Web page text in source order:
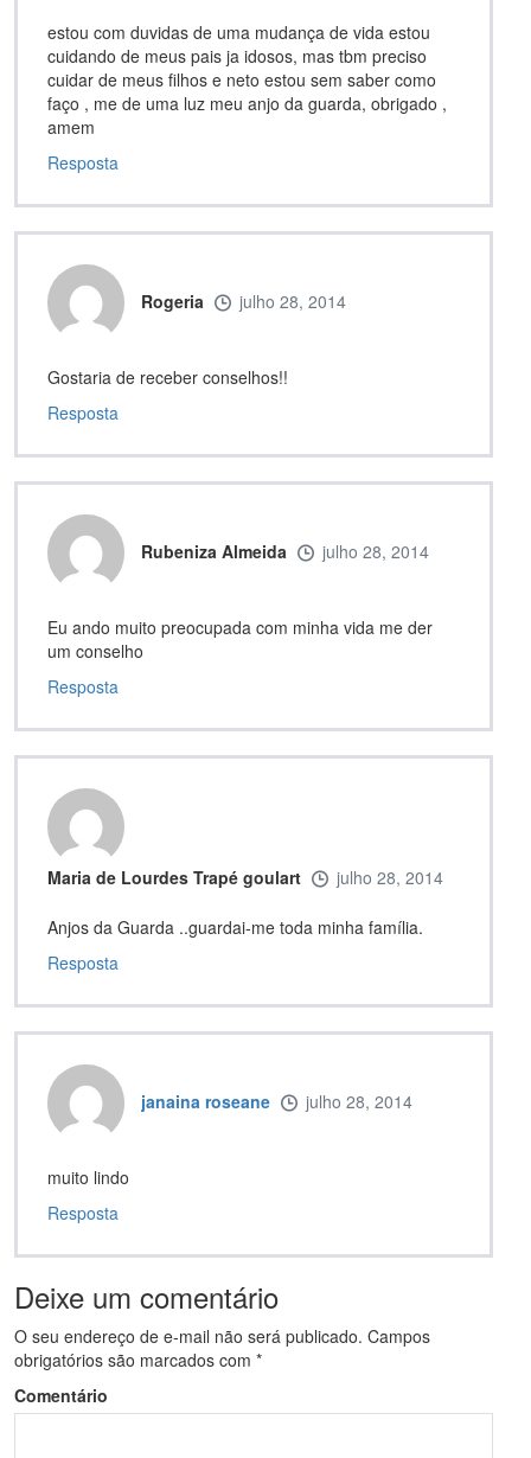
estou com duvidas de uma mudança de vida estou
cuidando de meus pais ja idosos, mas tbm preciso
cuidar de meus filhos e neto estou sem saber como
faço , me de uma luz meu anjo da guarda, obrigado ,
amem
Resposta
Rogeria julho 28, 2014
Gostaria de receber conselhos!!
Resposta
Rubeniza Almeida julho 28, 2014
Eu ando muito preocupada com minha vida me der
um conselho
Resposta
Maria de Lourdes Trapé goulart julho 28, 2014
Anjos da Guarda ..guardai-me toda minha família.
Resposta
janaina roseane julho 28, 2014
muito lindo
Resposta
Deixe um comentário
O seu endereço de e-mail não será publicado. Campos
obrigatórios são marcados com *
Comentário